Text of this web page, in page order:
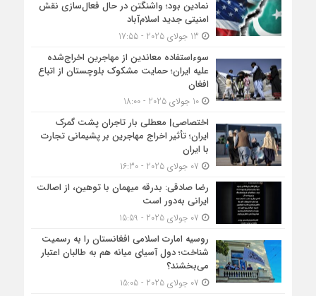
نمادین بود؛ واشنگتن در حال فعال‌سازی نقش
امنیتی جدید اسلام‌آباد
سوءاستفاده معاندین از مهاجرین اخراج‌شده
علیه ایران؛ حمایت مشکوک بلوچستان از اتباع
افغان
10 جولای 2025 - 18:00
اختصاصی| معطلی بار تاجران پشت گمرک
ایران؛ تأثیر اخراج مهاجرین بر پشیمانی تجارت
با ایران
رضا صادقی: بدرقه میهمان با توهین، از اصالت
ایرانی به‌دور است
روسیه امارت اسلامی افغانستان را به رسمیت
شناخت؛ دول آسیای میانه هم به طالبان اعتبار
می‎‌بخشند؟